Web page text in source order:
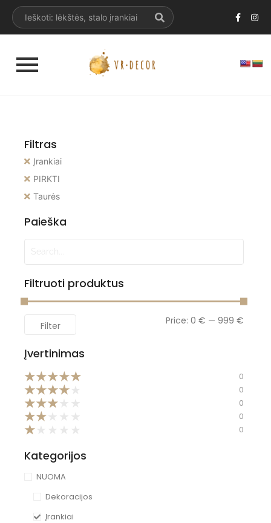
Filtras
Įrankiai
PIRKTI
Taurės
Paieška
Filtruoti produktus
Filter Price: 0 € — 999 €
Įvertinimas
★★★★★ 0
★★★★ 0
★★★ 0
★★ 0
★ 0
Kategorijos
NUOMA
Dekoracijos
Įrankiai